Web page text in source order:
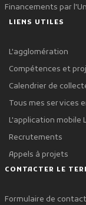
Financements par
LIENS UTILES
L'agglomération
Compétences et
Calendrier de
Tous mes services
L'application mobile
Recrutements
Appels à projets
CONTACTER LE
Formulaire de contact